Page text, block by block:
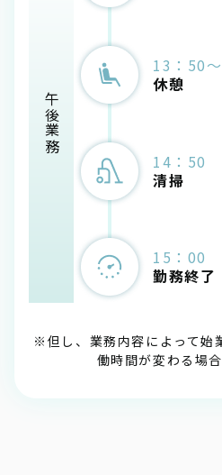
午後業務
13：50
休憩
14：50
清掃
15：00
勤務終了
※但し、業務内容によって始
働時間が変わる場合